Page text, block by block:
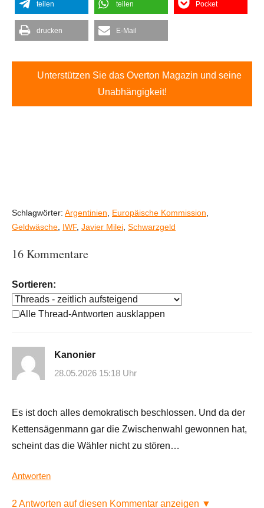
teilen teilen Pocket
drucken E-Mail
Unterstützen Sie das Overton Magazin und seine
Unabhängigkeit!
Schlagwörter: Argentinien Europäische Kommission
Geldwäsche IWF, Javier Milei Schwarzgeld
16 Kommentare
Sortieren:
Alle Thread-Antworten ausklappen
Kanonier
28.05.2026 15:18 Uhr
Es ist doch alles demokratisch beschlossen. Und da der
Kettensägenmann gar die Zwischenwahl gewonnen hat,
scheint das die Wähler nicht zu stören…
Antworten
2 Antworten auf diesen Kommentar anzeigen ▼